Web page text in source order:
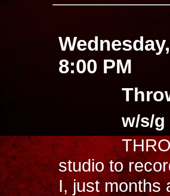
8:00 PM
w/s/g
studio to
I, just months